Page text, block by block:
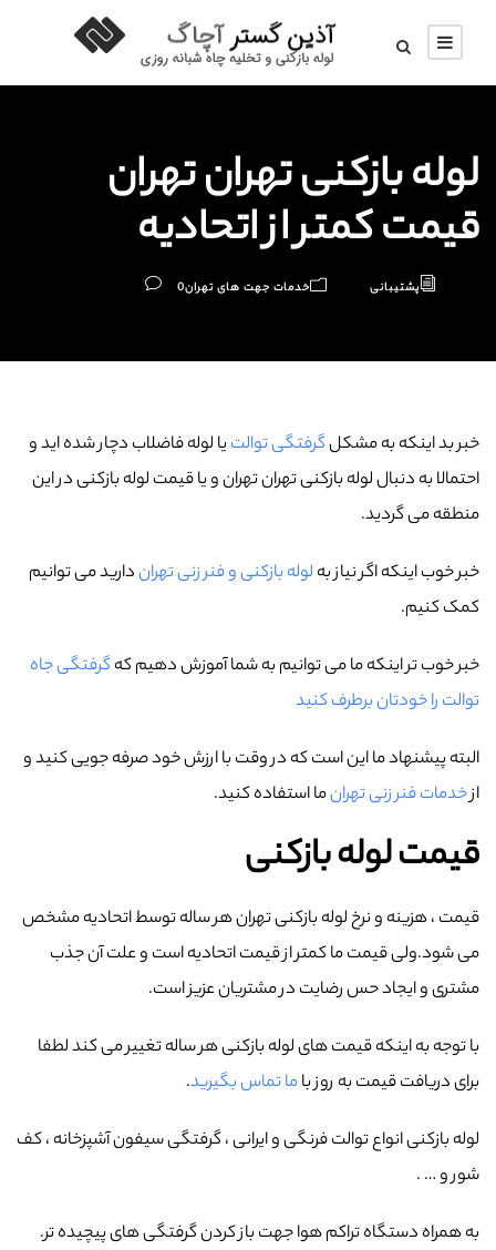
لوله بازکنی تهران تهران
قیمت کمتر از اتحادیه
پشتیبانی خدمات جهت های تهران0
خبر بد اینکه به مشکلگرفتگی توالتیا لوله فاضلاب دچار شده اید و
احتمالا به دنبال لوله بازکنی تهران تهران و یا قیمت لوله بازکنی در این
منطقه می گردید.
خبر خوب اینکه اگر نیاز به لوله بازکنی و فنر زنی تهراندارید می توانیم
کمک کنیم.
خبر خوب تر اینکه ما می توانیم به شما آموزش دهیم کهگرفتگی جاه
توالت را خودتان برطرف کنید
البته پیشنهاد ما این است که در وقت با ارزش خود صرفه جویی کنید و
ازخدمات فنر زنی تهرانما استفاده کنید.
قیمت لوله بازکنی
قیمت ، هزینه و نرخ لوله بازکنی تهران هر ساله توسط اتحادیه مشخص
می شود.ولی قیمت ما کمتر از قیمت اتحادیه است و علت آن جذب
مشتری و ایجاد حس رضایت در مشتریان عزیز است.
با توجه به اینکه قیمت های لوله بازکنی هر ساله تغییر می کند لطفا
برای دریافت قیمت به روز باما تماس بگیرید.
لوله بازکنی انواع توالت فرنگی و ایرانی ، گرفتگی سیفون آشپزخانه ، کف
شور و … .
به همراه دستگاه تراکم هوا جهت باز کردن گرفتگی های پیچیده تر.